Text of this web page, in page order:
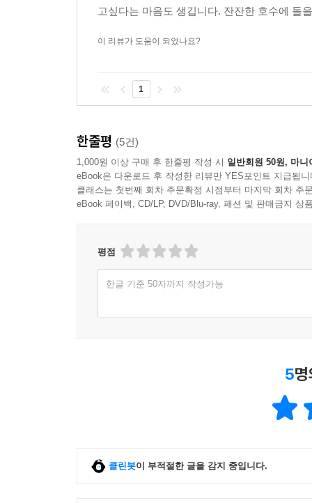
고싶다는 마음도 생깁니다. 잔잔한 호수에 돌
이 리뷰가 도움이 되었나요?
1
한줄평 (5건)
1,000원 이상 구매 후 한줄평 작성 시 일반회원 50원, 마니
eBook은 다운로드 후 작성한 리뷰만 YES포인트 지급됩니
클래스는 첫번째 회차 주문확정 시점부터 마지막 회차 주
eBook 페이백, CD/LP, DVD/Blu-ray, 패션 및 판매금지 상
평점
한글 기준 50자까지 작성가능
5
클린봇이 부적절한 글을 감지 중입니다.